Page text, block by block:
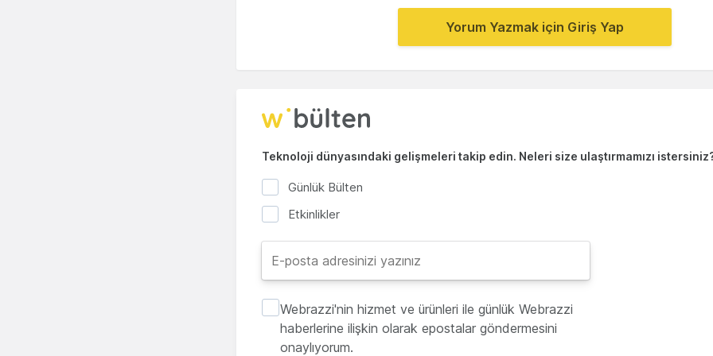
Yorum Yazmak için Giriş Yap
Teknoloji dünyasındaki gelişmeleri takip edin. Neleri size ulaştırmamızı
Günlük Bülten
Etkinlikler
Webrazzi'nin hizmet ve ürünleri ile günlük Webrazzi
haberlerine ilişkin olarak epostalar göndermesini
onaylıyorum.